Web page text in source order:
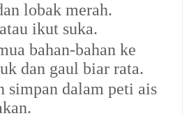
lobak merah.
ikut suka.
bahan-bahan ke
dan gaul biar rata.
simpan dalam peti ais